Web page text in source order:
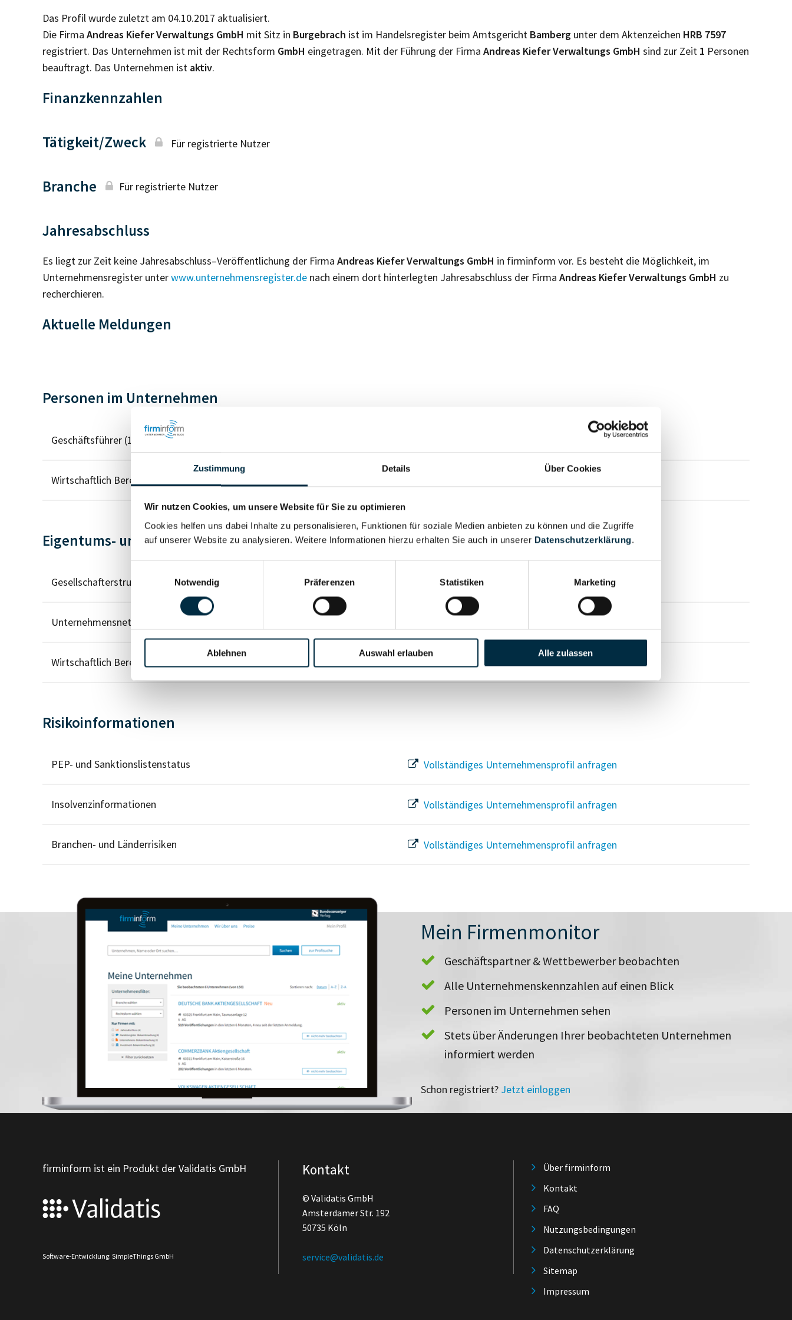
Zustimmung Details Über Cookies
Wir nutzen Cookies, um unsere Website für Sie zu optimieren
Cookies helfen uns dabei Inhalte zu personalisieren, Funktionen für soziale Medien anbieten zu können und die Zugriffe
auf unserer Website zu analysieren. Weitere Informationen hierzu erhalten Sie auch in unserer Datenschutzerklärung.
Notwendig
Präferenzen Statistiken Marketing
Ablehnen Auswahl erlauben Alle zulassen
Das Profil wurde zuletzt am 04.10.2017 aktualisiert.
Die Firma Andreas Kiefer Verwaltungs GmbH mit Sitz in Burgebrach ist im Handelsregister beim Amtsgericht Bamberg unter dem Aktenzeichen HRB 7597
registriert. Das Unternehmen ist mit der Rechtsform GmbH eingetragen. Mit der Führung der Firma Andreas Kiefer Verwaltungs GmbH sind zur Zeit 1 Personen
beauftragt. Das Unternehmen ist aktiv.
Finanzkennzahlen
Tätigkeit/Zweck Für registrierte Nutzer
Branche Für registrierte Nutzer
Jahresabschluss
Es liegt zur Zeit keine Jahresabschluss–Veröffentlichung der Firma Andreas Kiefer Verwaltungs GmbH in firminform vor. Es besteht die Möglichkeit, im
Unternehmensregister unterwww.unternehmensregister.de nach einem dort hinterlegten Jahresabschluss der Firma Andreas Kiefer Verwaltungs GmbH zu
recherchieren.
Aktuelle Meldungen
Personen im Unternehmen
Geschäftsführer (1)
Wirtschaftlich Berechtigter
Eigentums- und Kontrollstruktur
Gesellschafterstruktur Vollständiges Unternehmensprofil anfragen
Unternehmensnetzwerk
Wirtschaftlich Berechtigten Pfad Vollständiges Unternehmensprofil anfragen
Risikoinformationen
PEP- und Sanktionslistenstatus Vollständiges Unternehmensprofil anfragen
Insolvenzinformationen Vollständiges Unternehmensprofil anfragen
Branchen- und Länderrisiken Vollständiges Unternehmensprofil anfragen
Mein Firmenmonitor
Geschäftspartner & Wettbewerber beobachten
Alle Unternehmenskennzahlen auf einen Blick
Personen im Unternehmen sehen
Stets über Änderungen Ihrer beobachteten Unternehmen
informiert werden
Schon registriert? Jetzt einloggen
firminform ist ein Produkt der Validatis GmbH
Software-Entwicklung: SimpleThings GmbH
Kontakt
© Validatis GmbH
Amsterdamer Str. 192
50735 Köln
service@validatis.de
Über firminform
Kontakt
FAQ
Nutzungsbedingungen
Datenschutzerklärung
Sitemap
Impressum